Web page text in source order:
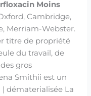
Moins
Cambridge,
Merriam-Webster.
titre de propriété
du travail, de
gros
Smithii est un
dématerialisée La